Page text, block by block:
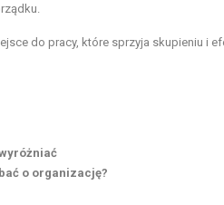
do pracy, które sprzyja skupieniu i
o organizację?